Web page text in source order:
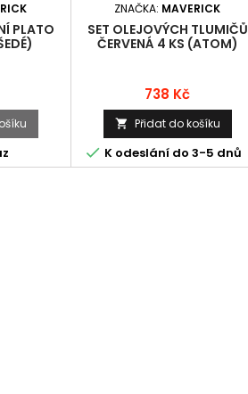
PLATO
ZNAČKA: MAVERICK
SET OLEJOVÝCH TLUMIČŮ
ČERVENÁ 4 KS (ATOM)
Cena
738 Kč
 Přidat do košíku
 K odeslání do 3-5 dnů